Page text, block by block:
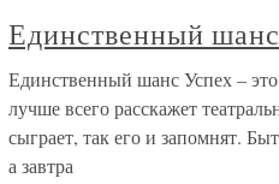
Единственный шанс
Единственный шанс Успех –
лучше всего расскажет
сыграет, так его и запомнят.
а завтра